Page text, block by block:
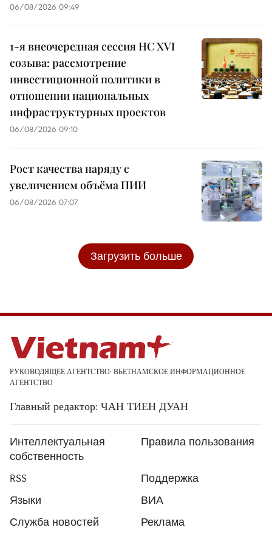
06/08/2026 09:49
1-я внеочередная сессия НС XVI
созыва: рассмотрение
инвестиционной политики в
отношении национальных
инфраструктурных проектов
06/08/2026 09:10
Рост качества наряду с
увеличением объёма ПИИ
06/08/2026 07:07
Загрузить больше
РУКОВОДЯЩЕЕ АГЕНТСТВО: ВЬЕТНАМСКОЕ ИНФОРМАЦИОННОЕ
АГЕНТСТВО
Главный редактор: ЧАН ТИЕН ДУАН
Интеллектуальная
собственность
Правила пользования
RSS
Поддержка
Языки
ВИА
Служба новостей
Реклама